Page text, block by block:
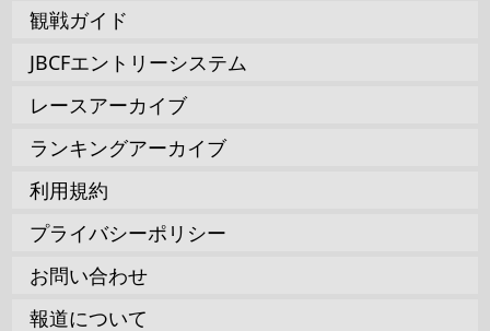
観戦ガイド
JBCFエントリーシステム
レースアーカイブ
ランキングアーカイブ
利用規約
プライバシーポリシー
お問い合わせ
報道について